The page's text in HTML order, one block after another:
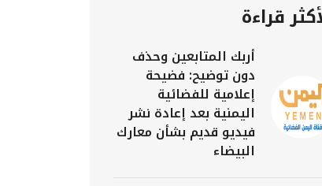
قراءة
أربك المتابعين وحذف
دون توضيح: فضيحة
إعلامية للفضائية
اليمنية بعد إعادة نشر
فيديو قديم بشأن معارك
البيضاء